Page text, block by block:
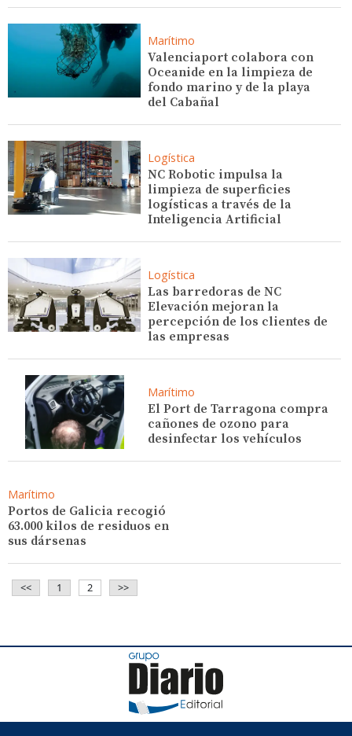
Marítimo
Valenciaport colabora con
Oceanide en la limpieza de
fondo marino y de la playa
del Cabañal
Logística
NC Robotic impulsa la
limpieza de superficies
logísticas a través de la
Inteligencia Artificial
Logística
Las barredoras de NC
Elevación mejoran la
percepción de los clientes de
las empresas
Marítimo
El Port de Tarragona compra
cañones de ozono para
desinfectar los vehículos
Marítimo
Portos de Galicia recogió
63.000 kilos de residuos en
sus dársenas
<< 1 2 >>